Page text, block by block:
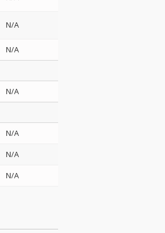
N/A
N/A
N/A
N/A
N/A
N/A